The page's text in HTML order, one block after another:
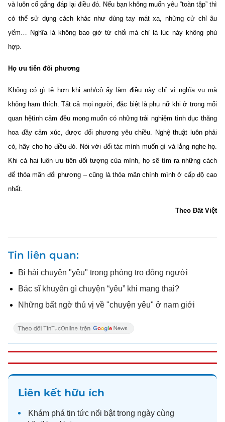
và luôn cố gắng đáp lại điều đó. Nếu bạn không muốn yêu “toàn tập” thì
có thể sử dụng cách khác như dùng tay mát xa, những cử chỉ âu
yếm… Nghĩa là không bao giờ từ chối mà chỉ là lúc này không phù
hợp.
Họ ưu tiên đối phương
Không có gì tệ hơn khi anh/cô ấy làm điều này chỉ vì nghĩa vụ mà
không ham thích. Tất cả mọi người, đặc biệt là phụ nữ khi ở trong mối
quan hệtình cảm đều mong muốn có những trải nghiệm tình dục thăng
hoa đầy cảm xúc, được đối phương yêu chiều. Nghệ thuật luôn phải
có, hãy cho họ điều đó. Nói với đối tác mình muốn gì và lắng nghe họ.
Khi cả hai luôn ưu tiên đối tượng của mình, họ sẽ tìm ra những cách
để thỏa mãn đối phương – cũng là thỏa mãn chính mình ở cấp độ cao
nhất.
Theo Đất Việt
Tin liên quan
Bi hài chuyện "yêu" trong phòng trọ đông người
Bác sĩ khuyên gì chuyện “yêu” khi mang thai?
Những bất ngờ thú vị về "chuyện yêu" ở nam giới
Liên kết hữu ích
Khám phá tin tức nổi bật trong ngày cùng